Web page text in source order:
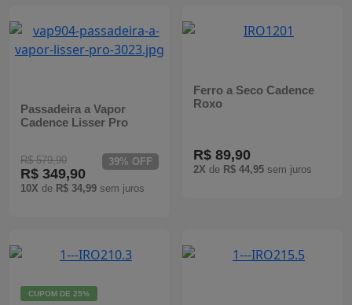
Passadeira a Vapor
Cadence Lisser Pro
R$ 579,90
R$ 349,90
10X de R$ 34,99 sem juros
39% OFF
Ferro a Seco Cadence
Roxo
R$ 89,90
2X de R$ 44,95 sem juros
CUPOM DE 25%
Mixers
Coifas
Churrasqueiras
Máquina de Waffle